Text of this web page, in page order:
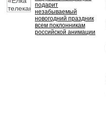
подарит
незабываемый
новогодний праздник
всем поклонникам
российской анимации